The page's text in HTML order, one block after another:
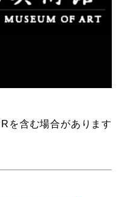
を含む場合があります